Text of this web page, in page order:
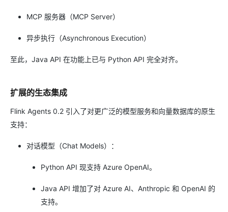
MCP 服务器（MCP Server）
异步执行（Asynchronous Execution）
至此，Java API 在功能上已与 Python API 完全对齐。
扩展的生态集成
Flink Agents 0.2 引入了对更广泛的模型服务和向量数据库的原生
支持：
对话模型（Chat Models）：
Python API 现支持 Azure OpenAI。
Java API 增加了对 Azure AI、Anthropic 和 OpenAI 的
支持。